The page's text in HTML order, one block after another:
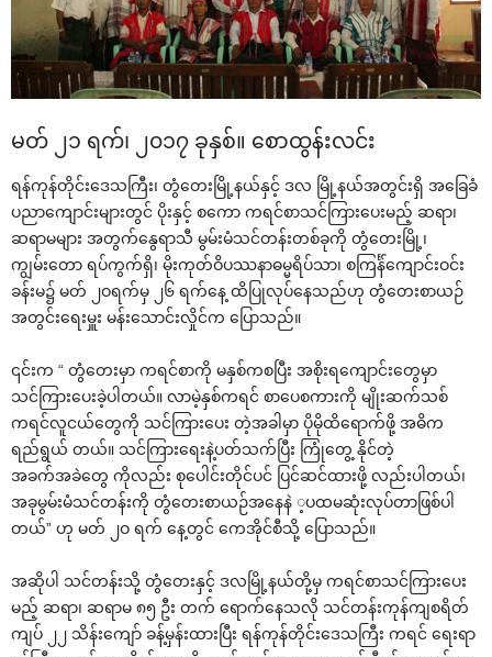
မတ် ၂၁ ရက်၊ ၂၀၁၇ ခုနှစ်။ ‌စောထွန်းလင်း
ရန်ကုန်တိုင်း‌ဒေသကြီး၊ တွံ‌တေးမြို့နယ်နှင့် ဒလ မြို့နယ်အတွင်းရှိ အ‌ခြေခံ
ပညာ‌ကျောင်းများတွင် ပိုးနှင့် စ‌ကော ကရင်စာသင်ကြား‌ပေးမည့် ဆရာ၊
ဆရာမများ အတွက်‌နွေရာသီ မွမ်းမံသင်တန်းတစ်ခုကို တွံ‌တေးမြို့၊
ကျွမ်း‌တော ရပ်ကွက်ရှိ၊ မိုးကုတ်ဝိပဿနာဓမ္မရိပ်သာ၊ စကြင်္န်‌ကျောင်းဝင်း
ခန်းမ၌ မတ် ၂ဝရက်မှ ၂၆ ရက်‌နေ့ ထိပြုလုပ်‌နေသည်ဟု တွံ‌တေးစာယဉ်
အတွင်း‌ရေးမှူး မန်း‌သောင်းလှိုင်က ‌ပြောသည်။
၎င်းက “ တွံ‌တေးမှာ ကရင်စာကို မနှစ်ကစပြီး အစိုးရ‌ကျောင်း‌တွေမှာ
သင်ကြား‌ပေးခဲ့ပါတယ်။ လာမဲ့နှစ်ကရင် စာ‌ပေစကားကို မျိုးဆက်သစ်
ကရင်လူငယ်‌တွေကို သင်ကြား‌ပေး တဲ့အခါမှာ ပိုမိုထိ‌ရောက်ဖို့ အဓိက
ရည်ရွယ် တယ်။ သင်ကြား‌ရေးနဲ့ပတ်သက်ပြီး ကြုံ‌တွေ့ နိုင်တဲ့
အခက်အခဲ‌တွေ ကိုလည်း စု‌ပေါင်းတိုင်ပင် ပြင်ဆင်ထားဖို့ လည်းပါတယ်၊
အခုမွမ်းမံသင်တန်းကို တွံ‌တေးစာယဉ်အ‌နေနဲ ့ပထမဆုံးလုပ်တာဖြစ်ပါ
တယ်” ဟု မတ် ၂ဝ ရက် ‌နေ့တွင် ‌ကေအိုင်စီသို့ ‌ပြောသည်။
အဆိုပါ သင်တန်းသို့ တွံ‌တေးနှင့် ဒလမြို့နယ်တို့မှ ကရင်စာသင်ကြား‌ပေး
မည့် ဆရာ၊ ဆရာမ ၈၅ ဦး တက် ‌ရောက်‌နေသလို သင်တန်းကုန်ကျစရိတ်
ကျပ် ၂၂ သိန်း‌ကျော် ခန့်မှန်းထားပြီး ရန်ကုန်တိုင်း‌ဒေသကြီး ကရင် ‌ရေးရာ